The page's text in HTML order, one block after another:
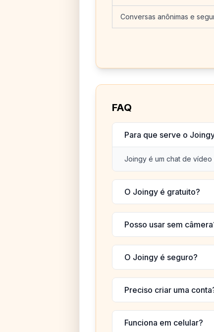
Conversas anônimas e
FAQ
Para que serve o
Joingy é um chat de
O Joingy é gratuito?
Posso usar sem
O Joingy é seguro?
Preciso criar uma
Funciona em celular?